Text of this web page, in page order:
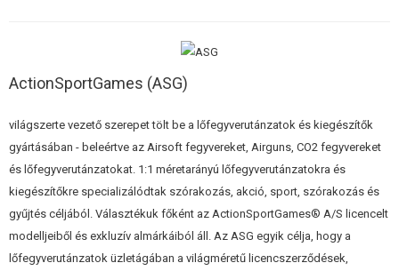
ActionSportGames (ASG)
világszerte vezető szerepet tölt be a lőfegyverutánzatok és kiegészítők
gyártásában - beleértve az Airsoft fegyvereket, Airguns, CO2 fegyvereket
és lőfegyverutánzatokat. 1:1 méretarányú lőfegyverutánzatokra és
kiegészítőkre specializálódtak szórakozás, akció, sport, szórakozás és
gyűjtés céljából. Választékuk főként az ActionSportGames® A/S licencelt
modelljeiből és exkluzív almárkáiból áll. Az ASG egyik célja, hogy a
lőfegyverutánzatok üzletágában a világméretű licencszerződések,